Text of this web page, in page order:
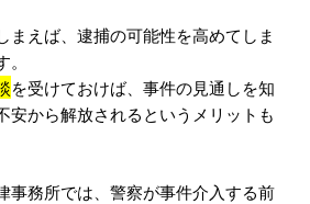
まえば、逮捕の可能性を高めてしま
を受けておけば、事件の見通しを知
安から解放されるというメリットも
事務所では、警察が事件介入する前